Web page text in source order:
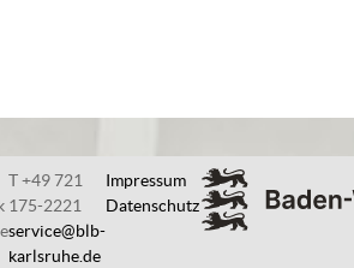
T +49 721
175-2221
service@blb-
karlsruhe.de
Impressum
Datenschutz